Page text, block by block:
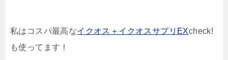
私はコスパ最高なイクオス＋イクオスサプリEXcheck!
も使ってます！